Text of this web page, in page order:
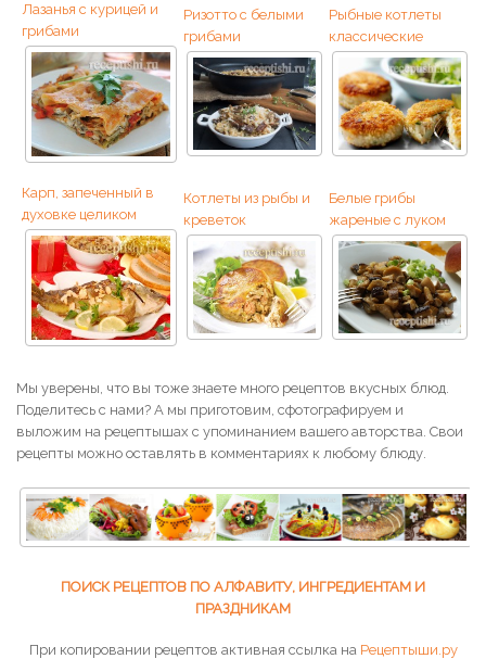
Лазанья с курицей и
грибами
Ризотто с белыми
грибами
Рыбные котлеты
классические
Карп, запеченный в
духовке целиком
Котлеты из рыбы и
креветок
Белые грибы
жареные с луком
Мы уверены, что вы тоже знаете много рецептов вкусных блюд.
Поделитесь с нами? А мы приготовим, сфотографируем и
выложим на рецептышах с упоминанием вашего авторства. Свои
рецепты можно оставлять в комментариях к любому блюду.
ПОИСК РЕЦЕПТОВ ПО АЛФАВИТУ, ИНГРЕДИЕНТАМ И
ПРАЗДНИКАМ
При копировании рецептов активная ссылка на Рецептыши.ру